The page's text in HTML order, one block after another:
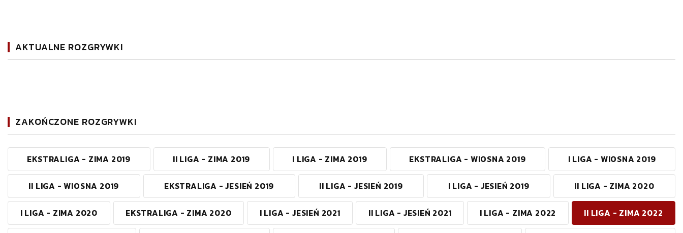
AKTUALNE ROZGRYWKI
ZAKOŃCZONE ROZGRYWKI
EKSTRALIGA - ZIMA 2019 II LIGA - ZIMA 2019 I LIGA - ZIMA 2019 EKSTRALIGA - WIOSNA 2019 I LIGA - WIOSNA 2019
II LIGA - WIOSNA 2019 EKSTRALIGA - JESIEŃ 2019 II LIGA - JESIEŃ 2019 I LIGA - JESIEŃ 2019 II LIGA - ZIMA 2020
I LIGA - ZIMA 2020 EKSTRALIGA - ZIMA 2020 I LIGA - JESIEŃ 2021 II LIGA - JESIEŃ 2021 I LIGA - ZIMA 2022 II LIGA - ZIMA 2022